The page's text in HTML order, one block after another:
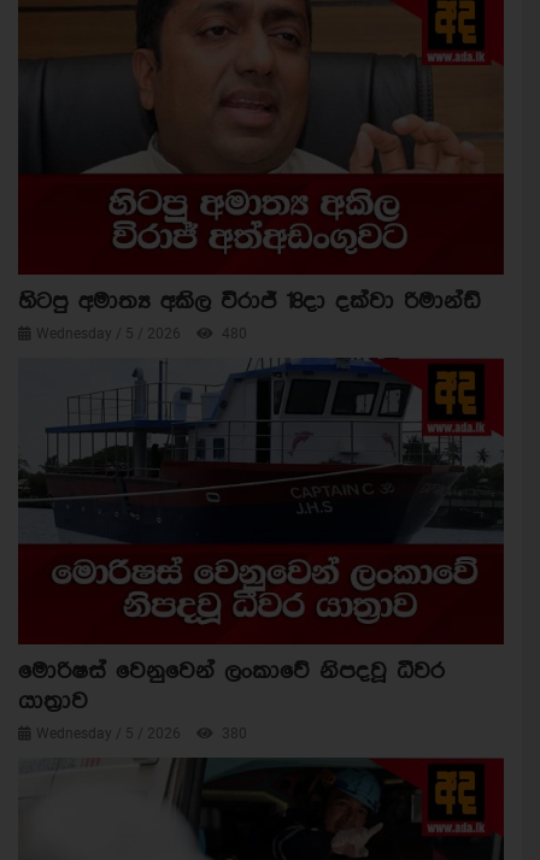
හිටපු අමාත්‍ය අකිල විරාජ් 18දා දක්වා රිමාන්ඩ්
Wednesday / 5 / 2026 480
මොරිෂස් වෙනුවෙන් ලංකාවේ නිපදවූ ධීවර
යාත්‍රාව
Wednesday / 5 / 2026 380